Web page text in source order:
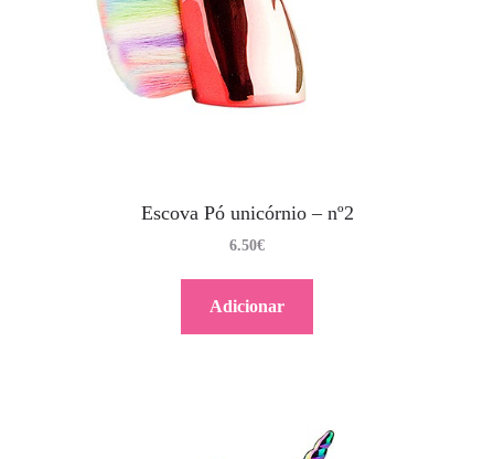
Escova Pó unicórnio – nº2
6.50€
Adicionar